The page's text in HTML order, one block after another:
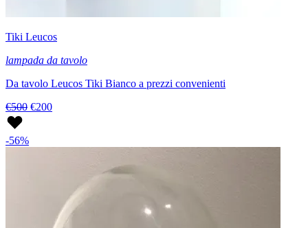
Tiki Leucos
lampada da tavolo
Da tavolo Leucos Tiki Bianco a prezzi convenienti
€500 €200
-56%